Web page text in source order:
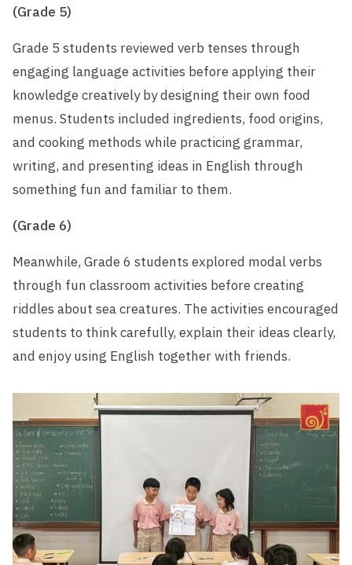
(Grade 5)
Grade 5 students reviewed verb tenses through
engaging language activities before applying their
knowledge creatively by designing their own food
menus. Students included ingredients, food origins,
and cooking methods while practicing grammar,
writing, and presenting ideas in English through
something fun and familiar to them.
(Grade 6)
Meanwhile, Grade 6 students explored modal verbs
through fun classroom activities before creating
riddles about sea creatures. The activities encouraged
students to think carefully, explain their ideas clearly,
and enjoy using English together with friends.